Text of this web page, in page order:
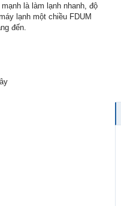
là làm lạnh nhanh, độ
lạnh một chiều FDUM
đến.